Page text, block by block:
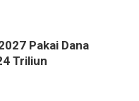
Pakai Dana
Triliun